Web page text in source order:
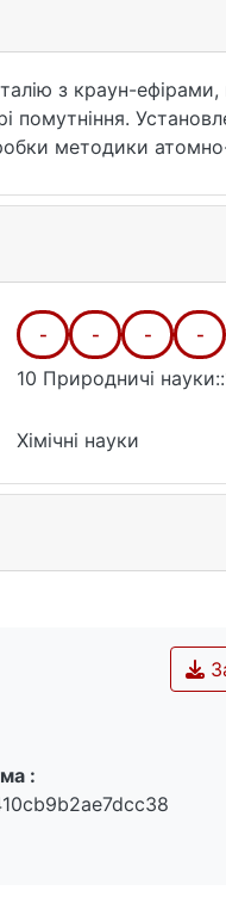
з краун-
помутніння.
методики
- - - -
10 Природничі
Хімічні науки
: